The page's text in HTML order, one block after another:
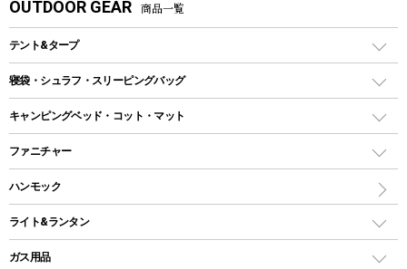
OUTDOOR GEAR 商品一覧
テント&タープ
テント
ツールームテント
ワンポールテント
シェルターテント
ロッジ型・オリジナルテント
寝袋・シュラフ・スリーピングバッグ
レクタングラー型（封筒型）シュラフ
インナーシュラフ
キャンピングベッド・コット・マット
キャンピングベッド・コット
インフレータブルマット
ファニチャー
アウトドアテーブル
レジャーシート
ハンモック
ライト&ランタン
LEDランタン
ガス用品